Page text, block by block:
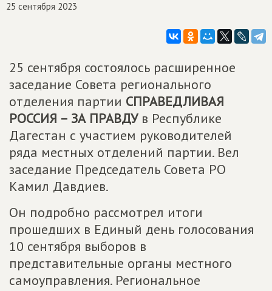
25 сентября 2023
25 сентября состоялось расширенное
заседание Совета регионального
отделения партии СПРАВЕДЛИВАЯ
РОССИЯ – ЗА ПРАВДУв Республике
Дагестан с участием руководителей
ряда местных отделений партии. Вел
заседание Председатель Совета РО
Камил Давдиев.
Он подробно рассмотрел итоги
прошедших в Единый день голосования
10 сентября выборов в
представительные органы местного
самоуправления. Региональное